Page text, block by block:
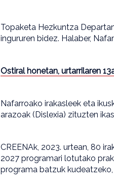
Topaketa Hezkuntza
ingururen bidez. Halaber,
Ostiral honetan, urtarrilaren
Nafarroako irakasleek eta
arazoak (Dislexia) zituzten
CREENAk, 2023. urtean, 80
2027 programari lotutako
programa batzuk